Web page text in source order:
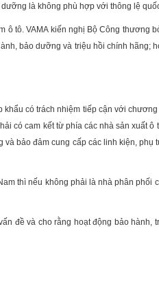
là không phù hợp với thông lệ
tô. VAMA kiến nghị Bộ Công thương
bảo dưỡng và triệu hồi chính hãng;
có trách nhiệm tiếp cận với
có cam kết từ phía các nhà sản xuất ô
bảo đảm cung cấp các linh kiện, phụ
thì nếu không phải là nhà phân phối
đề và cho rằng hoạt động bảo hành,